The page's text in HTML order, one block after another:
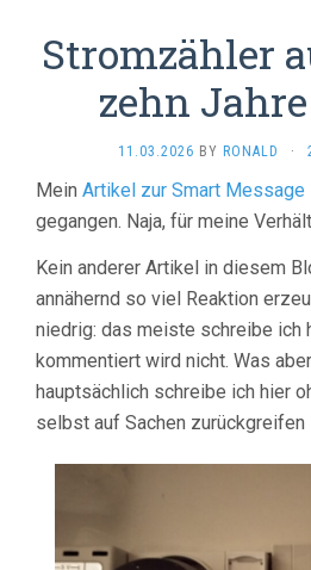
Stromzähler
zehn
11.03.2026 BY RONALD ·
Mein Artikel zur Smart Message
gegangen. Naja, für meine
Kein anderer Artikel in diesem
annähernd so viel Reaktion
niedrig: das meiste schreibe ich
kommentiert wird nicht. Was
hauptsächlich schreibe ich hier
selbst auf Sachen zurückgreifen